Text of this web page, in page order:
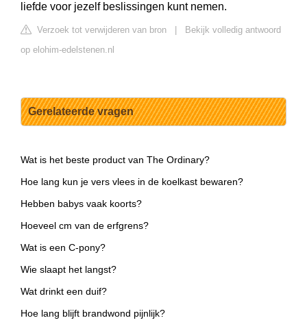
liefde voor jezelf beslissingen kunt nemen.
Verzoek tot verwijderen van bron
Bekijk volledig antwoord
op elohim-edelstenen.nl
Gerelateerde vragen
Wat is het beste product van The Ordinary?
Hoe lang kun je vers vlees in de koelkast bewaren?
Hebben babys vaak koorts?
Hoeveel cm van de erfgrens?
Wat is een C-pony?
Wie slaapt het langst?
Wat drinkt een duif?
Hoe lang blijft brandwond pijnlijk?